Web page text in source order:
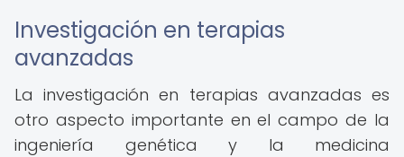
Investigación en terapias
avanzadas
La investigación en terapias avanzadas es
otro aspecto importante en el campo de la
ingeniería genética y la medicina